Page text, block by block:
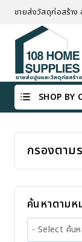
content
ขายส่งวัสดุก่อสร้าง
SHOP BY
กรองตาม
ค้นหาตาม